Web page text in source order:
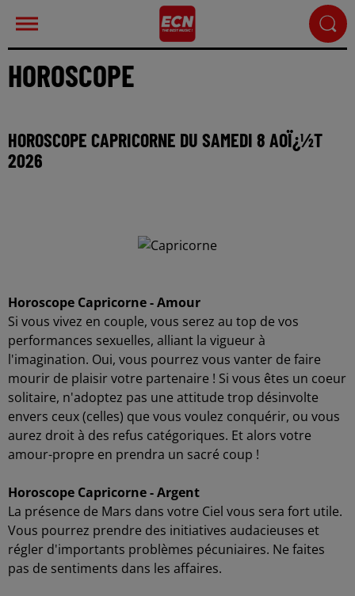
HOROSCOPE
HOROSCOPE CAPRICORNE DU SAMEDI 8 AOÏ¿½T
2026
Horoscope Capricorne - Amour
Si vous vivez en couple, vous serez au top de vos
performances sexuelles, alliant la vigueur à
l'imagination. Oui, vous pourrez vous vanter de faire
mourir de plaisir votre partenaire ! Si vous êtes un coeur
solitaire, n'adoptez pas une attitude trop désinvolte
envers ceux (celles) que vous voulez conquérir, ou vous
aurez droit à des refus catégoriques. Et alors votre
amour-propre en prendra un sacré coup !
Horoscope Capricorne - Argent
La présence de Mars dans votre Ciel vous sera fort utile.
Vous pourrez prendre des initiatives audacieuses et
régler d'importants problèmes pécuniaires. Ne faites
pas de sentiments dans les affaires.